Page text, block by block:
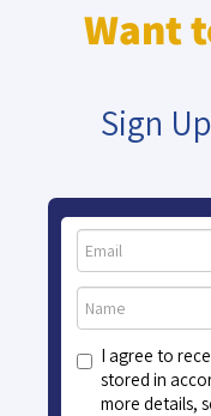
Want
Sign
I agree to
stored in
more details,